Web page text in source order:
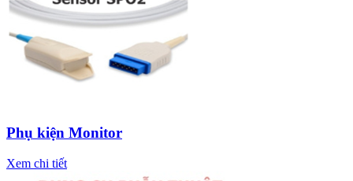
Phụ kiện Monitor
Xem chi tiết